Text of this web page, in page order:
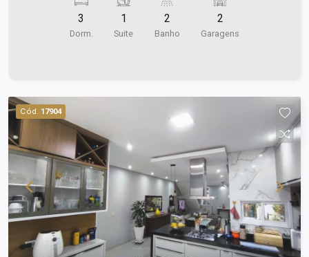
Cozinha com armários; - Área de serviço; -
3
Dorm.
1
Suite
2
Banho
2
Garagens
Cód. 17904